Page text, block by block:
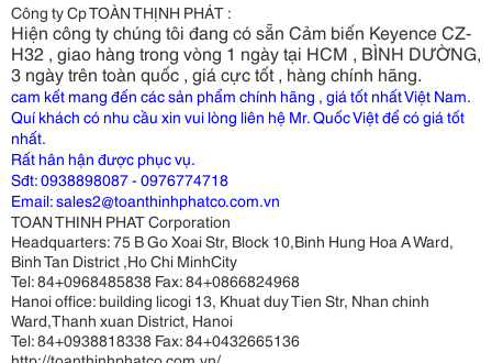
Công ty Cp TOÀN THỊNH PHÁT :
Hiện công ty chúng tôi đang có sẵn Cảm biến Keyence CZ-
H32 , giao hàng trong vòng 1 ngày tại HCM , BÌNH DƯỜNG,
3 ngày trên toàn quốc , giá cực tốt , hàng chính hãng.
cam kết mang đến các sản phẩm chính hãng , giá tốt nhất Việt Nam.
Quí khách có nhu cầu xin vui lòng liên hệ Mr. Quốc Việt để có giá tốt
nhất.
Rất hân hận được phục vụ.
Sđt: 0938898087 - 0976774718
Email: sales2@toanthinhphatco.com.vn
TOAN THINH PHAT Corporation
Headquarters: 75 B Go Xoai Str, Block 10,Binh Hung Hoa A Ward,
Binh Tan District ,Ho Chi MinhCity
Tel: 84+0968485838 Fax: 84+0866824968
Hanoi office: building licogi 13, Khuat duy Tien Str, Nhan chinh
Ward,Thanh xuan District, Hanoi
Tel: 84+0938818338 Fax: 84+0432665136